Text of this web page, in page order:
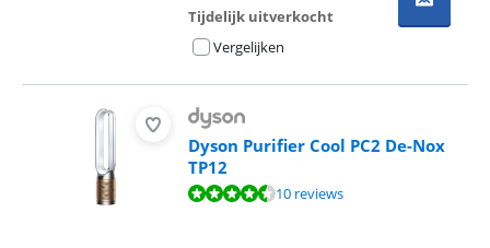
Tijdelijk uitverkocht
Vergelijken
Dyson Purifier Cool PC2 De-Nox
TP12
Beoordeling is 8,6 van de 10, gebaseerd op 10 reviews.
10 reviews